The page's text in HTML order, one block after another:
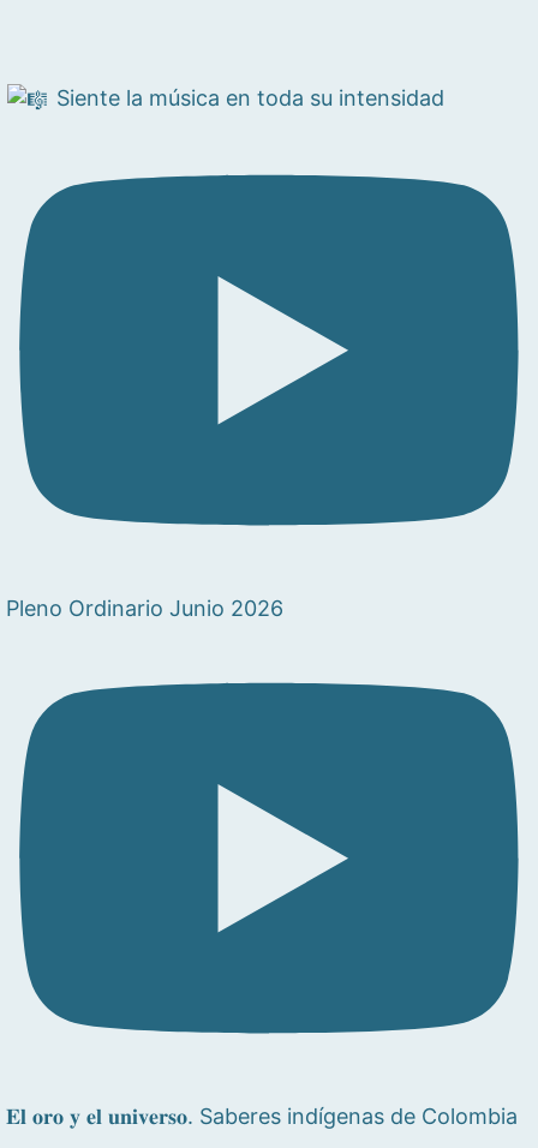
Siente la música en toda su intensidad
Pleno Ordinario Junio 2026
𝐄𝐥 𝐨𝐫𝐨 𝐲 𝐞𝐥 𝐮𝐧𝐢𝐯𝐞𝐫𝐬𝐨. Saberes indígenas de Colombia